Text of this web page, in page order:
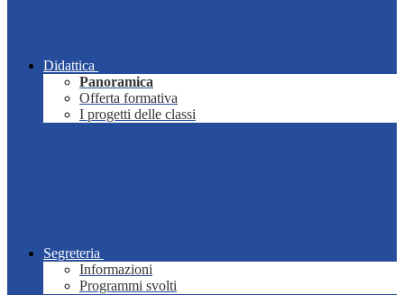
Didattica
Panoramica
Offerta formativa
I progetti delle classi
Segreteria
Informazioni
Programmi svolti